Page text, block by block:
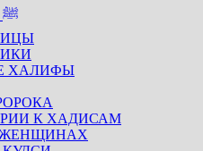
Спутники Пророка ﷺ
ХАЛИФЫ
К ХАДИСАМ